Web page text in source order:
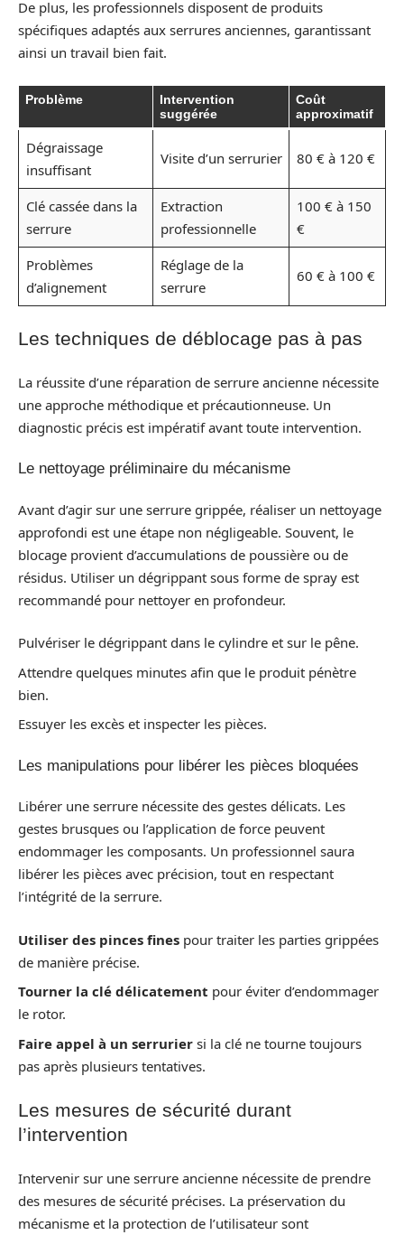
De plus, les professionnels disposent de produits
spécifiques adaptés aux serrures anciennes, garantissant
ainsi un travail bien fait.
Problème
Intervention
suggérée
Coût
approximatif
Dégraissage
insuffisant
Visite d’un serrurier 80 € à 120 €
Clé cassée dans la
serrure
Extraction
professionnelle
100 € à 150
€
Problèmes
d’alignement
Réglage de la
serrure
60 € à 100 €
Les techniques de déblocage pas à pas
La réussite d’une réparation de serrure ancienne nécessite
une approche méthodique et précautionneuse. Un
diagnostic précis est impératif avant toute intervention.
Le nettoyage préliminaire du mécanisme
Avant d’agir sur une serrure grippée, réaliser un nettoyage
approfondi est une étape non négligeable. Souvent, le
blocage provient d’accumulations de poussière ou de
résidus. Utiliser un dégrippant sous forme de spray est
recommandé pour nettoyer en profondeur.
Pulvériser le dégrippant dans le cylindre et sur le pêne.
Attendre quelques minutes afin que le produit pénètre
bien.
Essuyer les excès et inspecter les pièces.
Les manipulations pour libérer les pièces bloquées
Libérer une serrure nécessite des gestes délicats. Les
gestes brusques ou l’application de force peuvent
endommager les composants. Un professionnel saura
libérer les pièces avec précision, tout en respectant
l’intégrité de la serrure.
Utiliser des pinces fines pour traiter les parties grippées
de manière précise.
Tourner la clé délicatement pour éviter d’endommager
le rotor.
Faire appel à un serrurier si la clé ne tourne toujours
pas après plusieurs tentatives.
Les mesures de sécurité durant
l’intervention
Intervenir sur une serrure ancienne nécessite de prendre
des mesures de sécurité précises. La préservation du
mécanisme et la protection de l’utilisateur sont